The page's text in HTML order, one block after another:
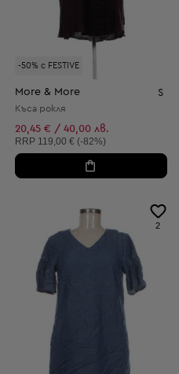
-50% с FESTIVE
More & More S
Къса рокля
20,45 € / 40,00 лв.
Препоръчителна цена:
RRP 119,00 € (-82%)
2